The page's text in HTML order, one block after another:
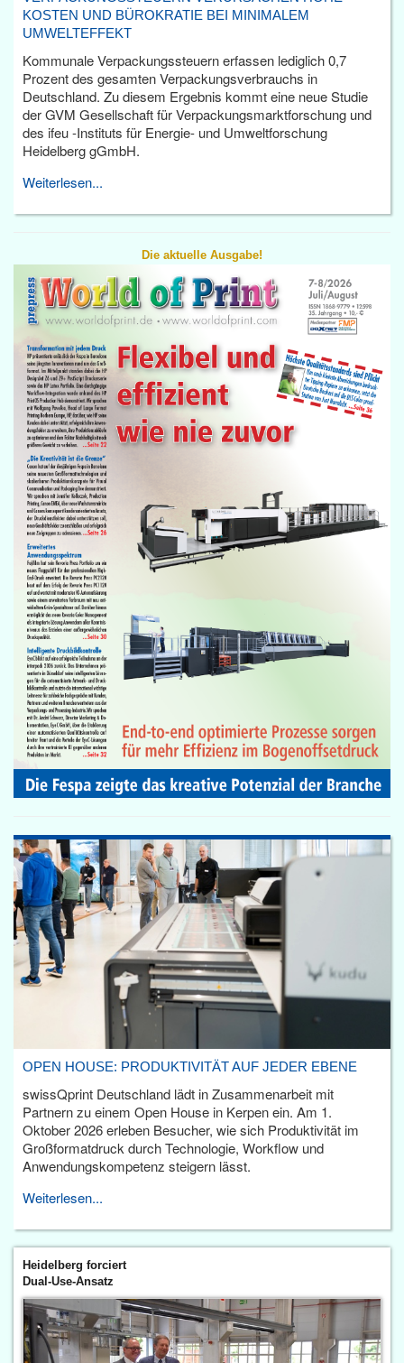
KOSTEN UND BÜROKRATIE BEI MINIMALEM
UMWELTEFFEKT
Kommunale Verpackungssteuern erfassen lediglich 0,7
Prozent des gesamten Verpackungsverbrauchs in
Deutschland. Zu diesem Ergebnis kommt eine neue Studie
der GVM Gesellschaft für Verpackungsmarktforschung und
des ifeu -Instituts für Energie- und Umweltforschung
Heidelberg gGmbH.
Weiterlesen...
Die aktuelle Ausgabe!
OPEN HOUSE: PRODUKTIVITÄT AUF JEDER EBENE
swissQprint Deutschland lädt in Zusammenarbeit mit
Partnern zu einem Open House in Kerpen ein. Am 1.
Oktober 2026 erleben Besucher, wie sich Produktivität im
Großformatdruck durch Technologie, Workflow und
Anwendungskompetenz steigern lässt.
Weiterlesen...
Heidelberg forciert
Dual-Use-Ansatz